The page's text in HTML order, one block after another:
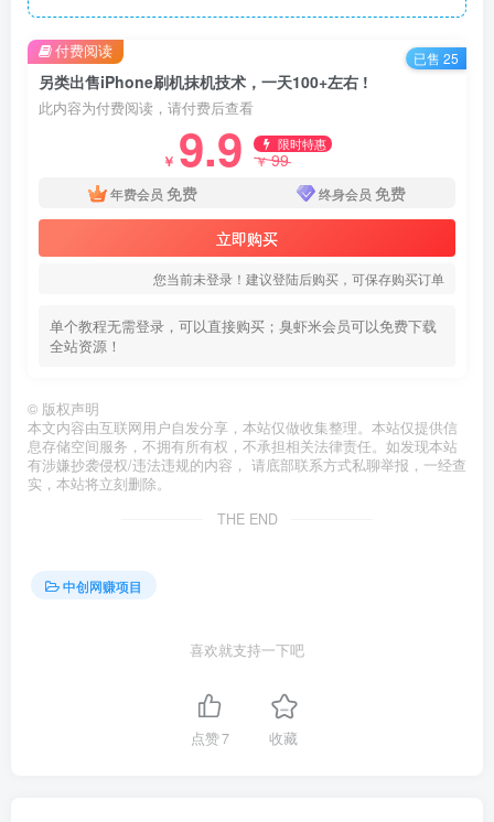
另类出售iPhone刷机抹机技术，一天100+左右 !
此内容为付费阅读，请付费后查看
￥ 9.9 限时特惠
￥99
年费会员 免费 终身会员 免费
立即购买
您当前未登录！建议登陆后购买，可保存购买订单
单个教程无需登录，可以直接购买；臭虾米会员可以免费下载
全站资源！
付费阅读 已售 25
© 版权声明
本文内容由互联网用户自发分享，本站仅做收集整理。本站仅提供信
息存储空间服务，不拥有所有权，不承担相关法律责任。如发现本站
有涉嫌抄袭侵权/违法违规的内容， 请底部联系方式私聊举报，一经查
实，本站将立刻删除。
THE END
中创网赚项目
喜欢就支持一下吧
点赞7 收藏